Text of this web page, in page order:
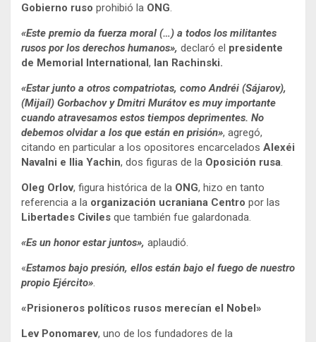
Gobierno ruso prohibió la ONG
«Este premio da fuerza moral (…) a todos los militantes
rusos por los derechos humanos», declaró el presidente
de Memorial International, Ian Rachinski.
«Estar junto a otros compatriotas, como Andréi (Sájarov),
(Mijaíl) Gorbachov y Dmitri Murátov es muy importante
cuando atravesamos estos tiempos deprimentes. No
debemos olvidar a los que están en prisión», agregó,
citando en particular a los opositores encarcelados Alexéi
Navalni e Ilia Yachin, dos figuras de la Oposición rusa
Oleg Orlov, figura histórica de la ONG, hizo en tanto
referencia a la organización ucraniana Centro por las
Libertades Civiles que también fue galardonada.
«Es un honor estar juntos», aplaudió.
«Estamos bajo presión, ellos están bajo el fuego de nuestro
propio Ejército»
«Prisioneros políticos rusos merecían el Nobel»
Lev Ponomarev, uno de los fundadores de la